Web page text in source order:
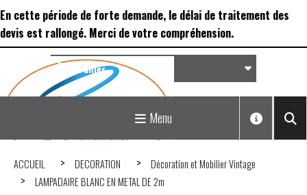
En cette période de forte demande, le délai de traitement des
devis est rallongé. Merci de votre compréhension.
Matériel de réception &
Déco...
Panier
Menu
ACCUEIL DECORATION
Décoration et Mobilier Vintage
LAMPADAIRE BLANC EN METAL DE 2m